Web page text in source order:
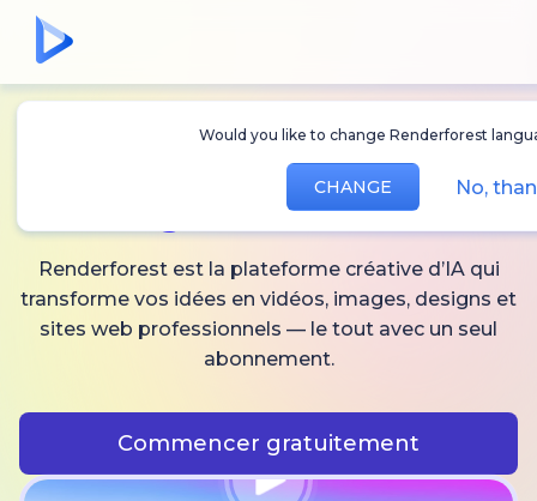
Would you like to change Renderforest
CHANGE No,
Créez desvidéos,
et audio IA
Renderforest est la plateforme créative d’IA qui
transforme vos idées en vidéos, images, designs et
sites web professionnels — le tout avec un seul
abonnement.
Commencer gratuitement